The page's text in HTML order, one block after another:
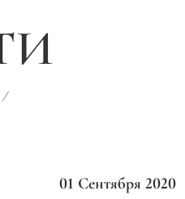
01 Сентября 2020